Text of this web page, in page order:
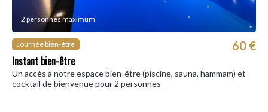
2 personnes maximum
Journée bien-être
Instant bien-être
60 €
Un accès à notre espace bien-être (piscine, sauna, hammam) et
cocktail de bienvenue pour 2 personnes